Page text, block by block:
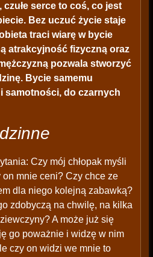
czułe serce to coś, co jest
Bez uczuć życie staje
traci wiarę w bycie
atrakcyjność fizyczną oraz
pozwala stworzyć
Bycie samemu
samotności, do czarnych
Czy mój chłopak myśli
mnie ceni? Czy chce ze
dla niego kolejną zabawką?
zdobyczą na chwilę, na kilka
A może już się
go poważnie i widzę w nim
czy on widzi we mnie to